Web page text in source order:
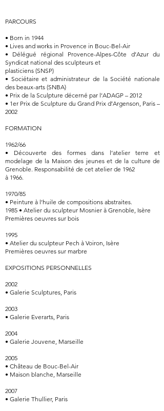
PARCOURS
• Born in 1944
• Lives and works in Provence in Bouc-Bel-Air
• Délégué régional Provence-Alpes-Côte d’Azur du
Syndicat national des sculpteurs et
plasticiens (SNSP)
• Sociétaire et administrateur de la Société nationale
des beaux-arts (SNBA)
• Prix de la Sculpture décerné par l’ADAGP – 2012
• 1er Prix de Sculpture du Grand Prix d’Argenson, Paris –
2002
FORMATION
1962/66
• Découverte des formes dans l’atelier terre et
modelage de la Maison des jeunes et de la culture de
Grenoble. Responsabilité de cet atelier de 1962
à 1966.
1970/85
• Peinture à l’huile de compositions abstraites.
1985 • Atelier du sculpteur Mosnier à Grenoble, Isère
Premières oeuvres sur bois
1995
• Atelier du sculpteur Pech à Voiron, Isère
Premières oeuvres sur marbre
EXPOSITIONS PERSONNELLES
2002
• Galerie Sculptures, Paris
2003
• Galerie Everarts, Paris
2004
• Galerie Jouvene, Marseille
2005
• Château de Bouc-Bel-Air
• Maison blanche, Marseille
2007
• Galerie Thullier, Paris